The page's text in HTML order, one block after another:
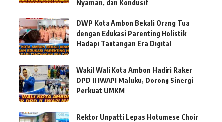
Nyaman, dan Kondusif
DWP Kota Ambon Bekali Orang Tua
dengan Edukasi Parenting Holistik
Hadapi Tantangan Era Digital
Wakil Wali Kota Ambon Hadiri Raker
DPD II IWAPI Maluku, Dorong Sinergi
Perkuat UMKM
Rektor Unpatti Lepas Hotumese Choir